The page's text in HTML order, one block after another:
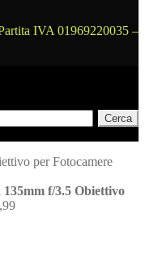
IVA 01969220035 –
Cerca
f/3.5 Obiettivo